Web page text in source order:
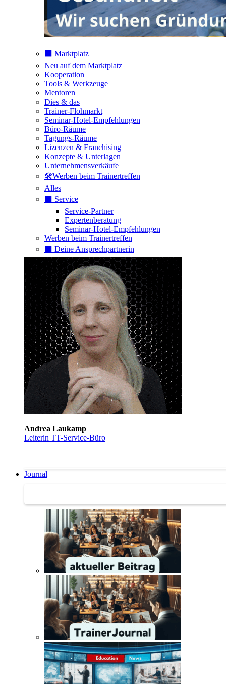
⬛️ Marktplatz
Neu auf dem Marktplatz
Kooperation
Tools & Werkzeuge
Mentoren
Dies & das
Trainer-Flohmarkt
Seminar-Hotel-Empfehlungen
Büro-Räume
Tagungs-Räume
Lizenzen & Franchising
Konzepte & Unterlagen
Unternehmensverkäufe
🛠️Werben beim Trainertreffen
Alles
⬛️ Service
Service-Partner
Expertenberatung
Seminar-Hotel-Empfehlungen
Werben beim Trainertreffen
⬛️ Deine Ansprechpartnerin
Andrea Laukamp
Leiterin TT-Service-Büro
Journal